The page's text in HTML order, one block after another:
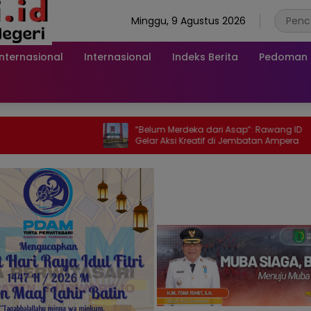
Minggu, 9 Agustus 2026
Internasional Indeks Berita Pedoman
“Belum Merdeka dari Asap”: Rawang ID
Gelar Aksi Kreatif di Jembatan Ampera